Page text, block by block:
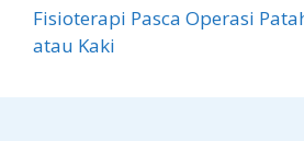
Fisioterapi Pasca Operasi
atau Kaki